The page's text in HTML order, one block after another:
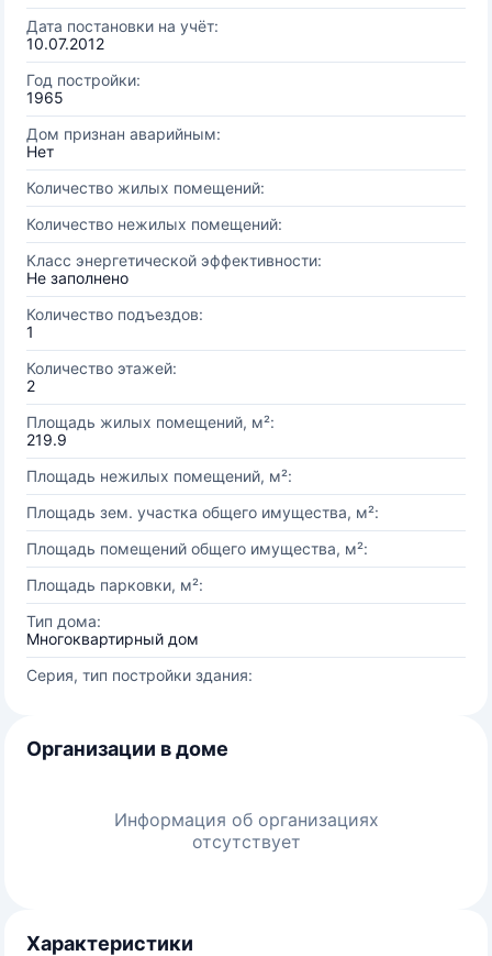
Дата постановки на учёт:
10.07.2012
Год постройки:
1965
Дом признан аварийным:
Нет
Количество жилых помещений:
Количество нежилых помещений:
Класс энергетической эффективности:
Не заполнено
Количество подъездов:
1
Количество этажей:
2
Площадь жилых помещений, м²:
219.9
Площадь нежилых помещений, м²:
Площадь зем. участка общего имущества, м²:
Площадь помещений общего имущества, м²:
Площадь парковки, м²:
Тип дома:
Многоквартирный дом
Серия, тип постройки здания:
Организации в доме
Информация об организациях
отсутствует
Характеристики